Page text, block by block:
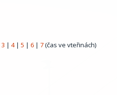
3 | 4| 5 | 6 | 7(čas ve vteřinách)